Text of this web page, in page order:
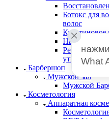
Бoтокс для
волос
утюжка
Барбершоп
Мужской зал
Мужской
Косметология
Аппаратная
What